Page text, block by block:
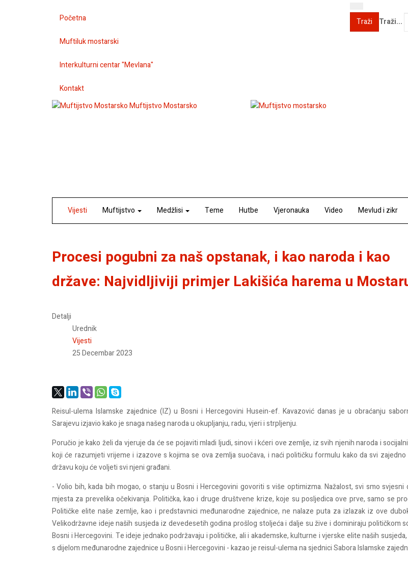
Početna
Muftiluk mostarski
Interkulturni centar "Mevlana"
Kontakt
Traži Traži...
Muftijstvo Mostarsko
Vijesti Muftijstvo Medžlisi Teme Hutbe Vjeronauka Video Mevlud i zikr
Procesi pogubni za naš opstanak, i kao naroda i kao
države: Najvidljiviji primjer Lakišića harema u
Detalji
Urednik
Vijesti
25 Decembar 2023
Reisul-ulema Islamske zajednice (IZ) u Bosni i Hercegovini Husein-ef. Kavazović danas je u obraćanju
Sarajevu izjavio kako je snaga našeg naroda u okupljanju, radu, vjeri i strpljenju.
Poručio je kako želi da vjeruje da će se pojaviti mladi ljudi, sinovi i kćeri ove zemlje, iz svih njenih naroda i
koji će razumjeti vrijeme i izazove s kojima se ova zemlja suočava, i naći političku formulu kako da svi zajedno
državu koju će voljeti svi njeni građani.
- Volio bih, kada bih mogao, o stanju u Bosni i Hercegovini govoriti s više optimizma. Nažalost, svi smo svjesni
mjesta za prevelika očekivanja. Politička, kao i druge društvene krize, koje su posljedica ove prve, samo se
Političke elite naše zemlje, kao i predstavnici međunarodne zajednice, ne nalaze puta za izlazak iz ove
Velikodržavne ideje naših susjeda iz devedesetih godina prošlog stoljeća i dalje su žive i dominiraju političkom
Bosni i Hercegovini. Te ideje jednako podržavaju i političke, ali i akademske, kulturne i vjerske elite naših
s dijelom međunarodne zajednice u Bosni i Hercegovini - kazao je reisul-ulema na sjednici Sabora Islamske